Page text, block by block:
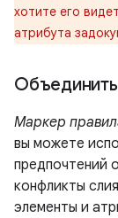
хотите его
атрибута
Маркер
вы можете
предпочтений
конфликты
элементы и